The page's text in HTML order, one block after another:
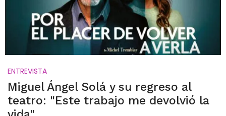
ENTREVISTA
Miguel Ángel Solá y su regreso al
teatro: "Este trabajo me devolvió la